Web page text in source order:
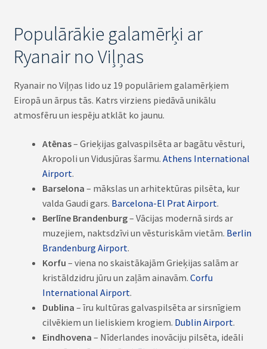
Populārākie galamērķi ar
Ryanair no Viļņas
Ryanair no Viļņas lido uz 19 populāriem galamērķiem
Eiropā un ārpus tās. Katrs virziens piedāvā unikālu
atmosfēru un iespēju atklāt ko jaunu.
Atēnas– Grieķijas galvaspilsēta ar bagātu vēsturi,
Akropoli un Vidusjūras šarmu. Athens International
Airport.
Barselona – mākslas un arhitektūras pilsēta, kur
valda Gaudi gars. Barcelona-El Prat Airport.
Berlīne Brandenburg– Vācijas modernā sirds ar
muzejiem, naktsdzīvi un vēsturiskām vietām. Berlin
Brandenburg Airport.
Korfu – viena no skaistākajām Grieķijas salām ar
kristāldzidru jūru un zaļām ainavām. Corfu
International Airport.
Dublina – īru kultūras galvaspilsēta ar sirsnīgiem
cilvēkiem un lieliskiem krogiem. Dublin Airport.
Eindhovena – Nīderlandes inovāciju pilsēta, ideāli